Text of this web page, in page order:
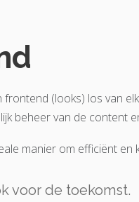
(looks) los van
beheer van de content
manier om efficiënt en
voor de toekomst.